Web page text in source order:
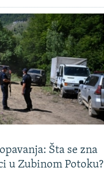
Šta se zna
u Zubinom Potoku?